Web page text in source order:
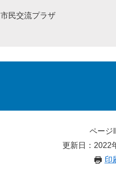
市民交流プラザ
ページ
更新日：2022
印